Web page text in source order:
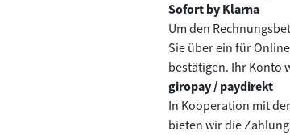
Sofort by Klarna
Um den
Sie über ein für
bestätigen. Ihr Konto
giropay / paydirekt
In Kooperation mit
bieten wir die